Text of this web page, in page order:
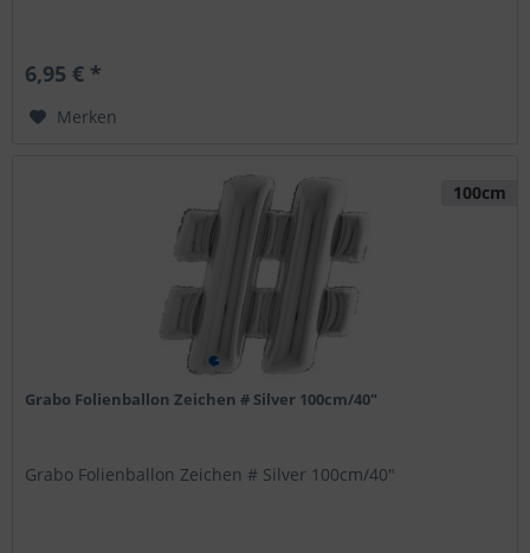
6,95 € *
Merken
100cm
Grabo Folienballon Zeichen # Silver 100cm/40"
Grabo Folienballon Zeichen # Silver 100cm/40"